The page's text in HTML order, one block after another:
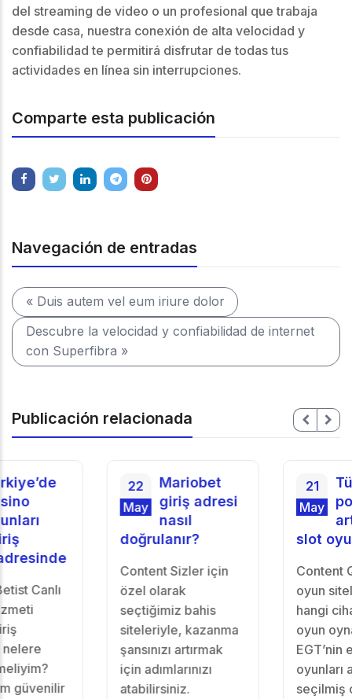
del streaming de video o un profesional que trabaja
desde casa, nuestra conexión de alta velocidad y
confiabilidad te permitirá disfrutar de todas tus
actividades en línea sin interrupciones.
Comparte esta publicación
Navegación de entradas
« Duis autem vel eum iriure dolor
Descubre la velocidad y confiabilidad de internet
con Superfibra »
Publicación relacionada
Mariobet
giriş adresi
nasıl
doğrulanır?
Content Sizler için
özel olarak
seçtiğimiz bahis
siteleriyle, kazanma
şansınızı artırmak
için adımlarınızı
atabilirsiniz.
May
Türkiye’de
artıran EGT
slot oyunları
Content Q: Amusnet
oyun sitelerinde
hangi cihazlarda
oyun oynayabilirim?
EGT’nin en iyi
oyunları arasından
seçilmiş oyunlarla,